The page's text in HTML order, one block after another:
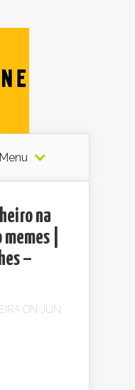
na
|
–
ON JUN